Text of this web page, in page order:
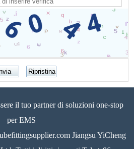
il tuo partner di soluzioni one-stop
per EMS
Jiangsu YiCheng